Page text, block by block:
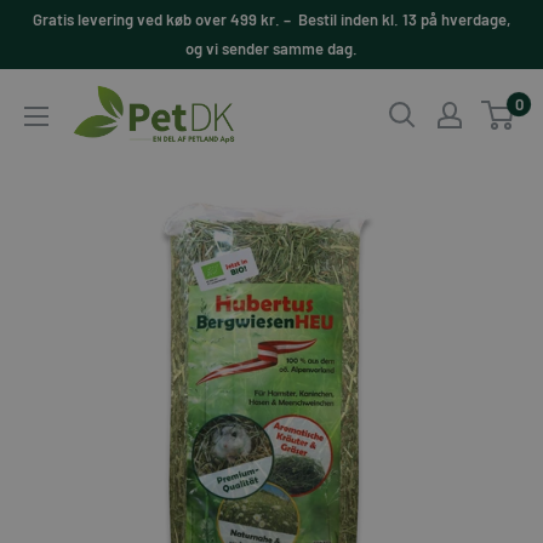
VidereGratis levering ved køb over 499 kr. – Bestil inden kl. 13 på hverdage,
og vi sender samme dag.
PetDK 0